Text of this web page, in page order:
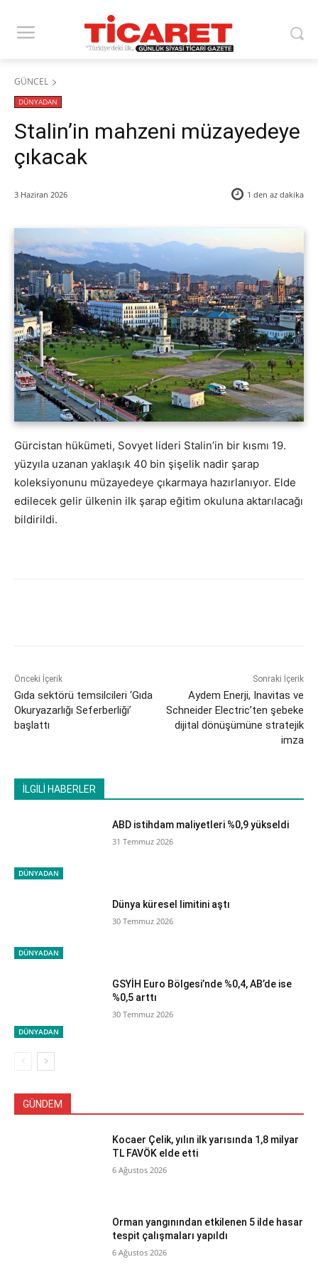
GÜNCEL
DÜNYADAN
Stalin’in mahzeni müzayedeye
çıkacak
3 Haziran 2026 1 den az dakika
Gürcistan hükümeti, Sovyet lideri Stalin’in bir kısmı 19.
yüzyıla uzanan yaklaşık 40 bin şişelik nadir şarap
koleksiyonunu müzayedeye çıkarmaya hazırlanıyor. Elde
edilecek gelir ülkenin ilk şarap eğitim okuluna aktarılacağı
bildirildi.
Önceki İçerik
Gıda sektörü temsilcileri ‘Gıda
Okuryazarlığı Seferberliği’
başlattı
Sonraki İçerik
Aydem Enerji, Inavitas ve
Schneider Electric’ten şebeke
dijital dönüşümüne stratejik
imza
İLGİLİ HABERLER
DÜNYADAN
ABD istihdam maliyetleri %0,9 yükseldi
31 Temmuz 2026
DÜNYADAN
Dünya küresel limitini aştı
30 Temmuz 2026
DÜNYADAN
GSYİH Euro Bölgesi’nde %0,4, AB’de ise
%0,5 arttı
30 Temmuz 2026
GÜNDEM
Kocaer Çelik, yılın ilk yarısında 1,8 milyar
TL FAVÖK elde etti
6 Ağustos 2026
Orman yangınından etkilenen 5 ilde hasar
tespit çalışmaları yapıldı
6 Ağustos 2026